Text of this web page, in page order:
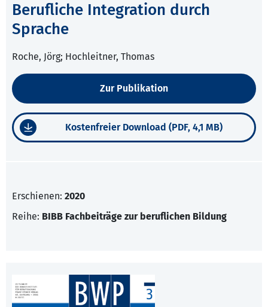
Berufliche Integration durch
Sprache
Roche, Jörg; Hochleitner, Thomas
Zur Publikation
Kostenfreier Download (PDF, 4,1 MB)
Erschienen: 2020
Reihe: BIBB Fachbeiträge zur beruflichen Bildung